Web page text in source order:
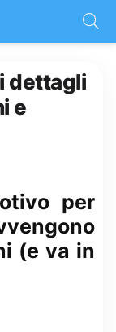
dettagli
e
per
(e va in